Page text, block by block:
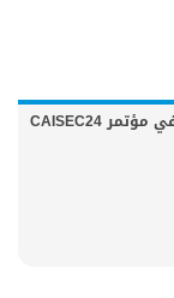
مشاركة المركز العربي الإقليمي للأمن السيبراني في مؤتمر CAISEC24